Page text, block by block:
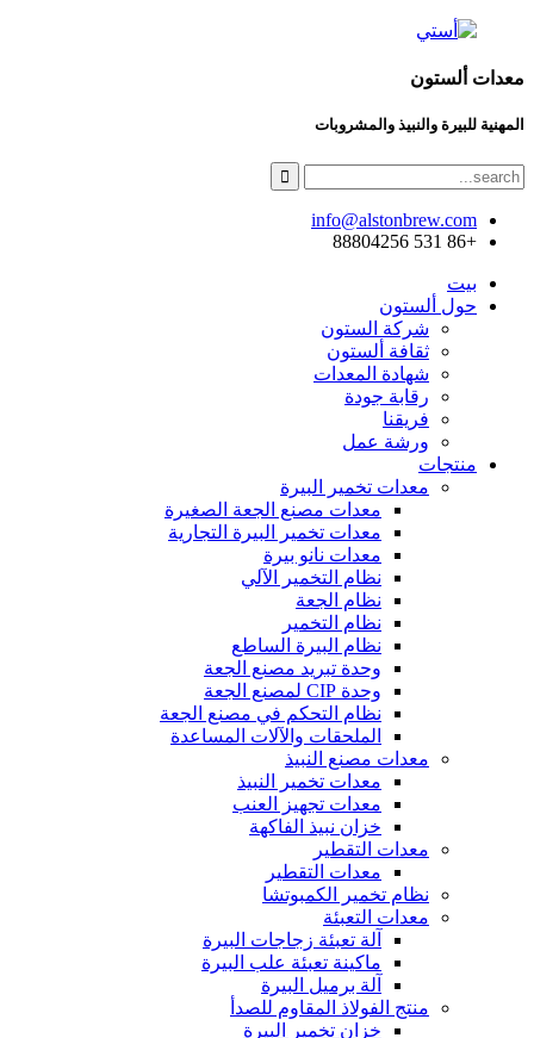
معدات ألستون
المهنية للبيرة والنبيذ والمشروبات
info@alstonbrew.com
+86 531 88804256
بيت
حول ألستون
شركة الستون
ثقافة ألستون
شهادة المعدات
رقابة جودة
فريقنا
ورشة عمل
منتجات
معدات تخمير البيرة
معدات مصنع الجعة الصغيرة
معدات تخمير البيرة التجارية
معدات نانو بيرة
نظام التخمير الآلي
نظام الجعة
نظام التخمير
نظام البيرة الساطع
وحدة تبريد مصنع الجعة
وحدة CIP لمصنع الجعة
نظام التحكم في مصنع الجعة
الملحقات والآلات المساعدة
معدات مصنع النبيذ
معدات تخمير النبيذ
معدات تجهيز العنب
خزان نبيذ الفاكهة
معدات التقطير
معدات التقطير
نظام تخمير الكمبوتشا
معدات التعبئة
آلة تعبئة زجاجات البيرة
ماكينة تعبئة علب البيرة
آلة برميل البيرة
منتج الفولاذ المقاوم للصدأ
خزان تخمير البيرة